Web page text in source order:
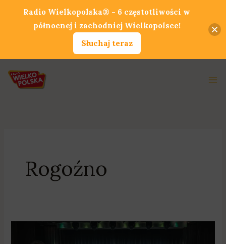
Rogoźno
Radio Wielkopolska® - 6 częstotliwości w
północnej i zachodniej Wielkopolsce!
Słuchaj teraz